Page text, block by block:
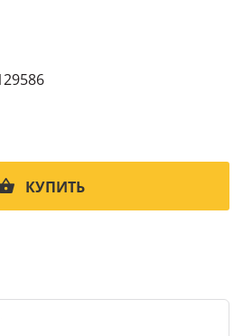
КУПИТЬ